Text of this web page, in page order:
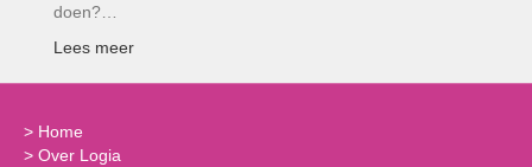
doen?…
Lees meer
> Home
> Over Logia